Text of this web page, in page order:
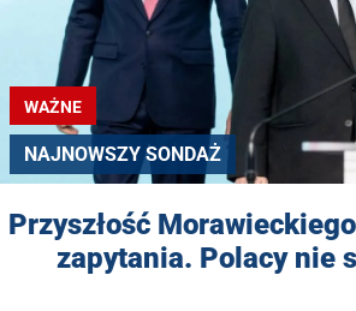
WAŻNE
NAJNOWSZY SONDAŻ
Przyszłość
zapytania. Polacy nie